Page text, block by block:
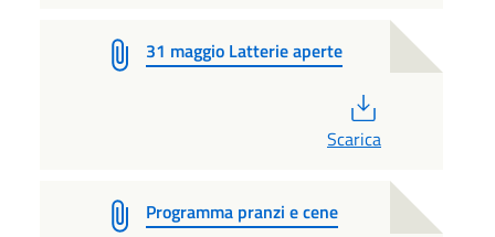
31 maggio Latterie aperte
Scarica
Programma pranzi e cene